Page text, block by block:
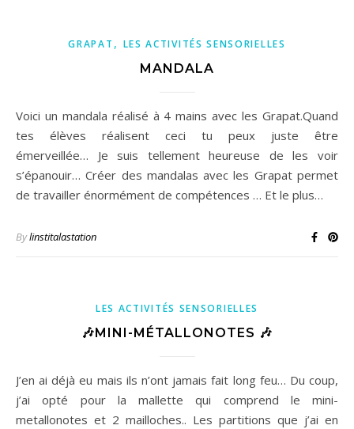
GRAPAT , LES ACTIVITÉS SENSORIELLES
MANDALA
Voici un mandala réalisé à 4 mains avec les Grapat.Quand
tes élèves réalisent ceci tu peux juste être
émerveillée… Je suis tellement heureuse de les voir
s’épanouir… Créer des mandalas avec les Grapat permet
de travailler énormément de compétences … Et le plus…
Bylinstitalastation
LES ACTIVITÉS SENSORIELLES
🎶MINI-MÉTALLONOTES 🎶
J’en ai déjà eu mais ils n’ont jamais fait long feu… Du coup,
j’ai opté pour la mallette qui comprend le mini-
metallonotes et 2 mailloches.. Les partitions que j’ai en